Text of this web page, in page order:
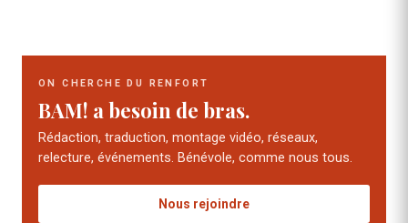
ON CHERCHE DU RENFORT
BAM! a besoin de bras.
Rédaction, traduction, montage vidéo, réseaux,
relecture, événements. Bénévole, comme nous tous.
Nous rejoindre